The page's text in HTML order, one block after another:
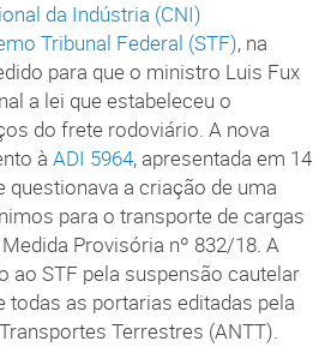
da Indústria (CNI)
Tribunal Federal (STF), na
para que o ministro Luis Fux
a lei que estabeleceu o
do frete rodoviário. A nova
à ADI 5964, apresentada em 14
questionava a criação de uma
para o transporte de cargas
Provisória nº 832/18. A
ao STF pela suspensão cautelar
todas as portarias editadas pela
Terrestres (ANTT).